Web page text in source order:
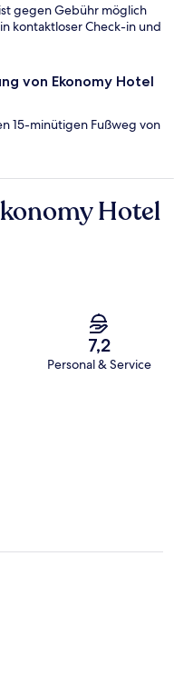
gegen Gebühr möglich
kontaktloser Check-in und
von Ekonomy Hotel
15-minütigen Fußweg von
Hotel
7,2
Personal & Service